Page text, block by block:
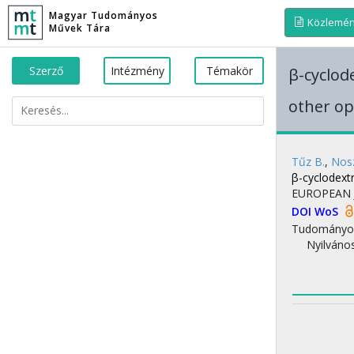
Magyar Tudományos
Művek Tára
Szerző Intézmény Témakör
β-
other
Tűz B.,
β-
DOI WoS